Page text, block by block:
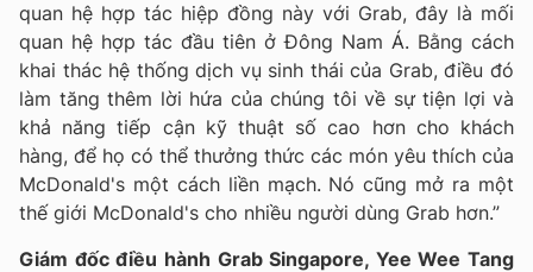
quan hệ hợp tác hiệp đồng này với Grab, đây là mối
quan hệ hợp tác đầu tiên ở Đông Nam Á. Bằng cách
khai thác hệ thống dịch vụ sinh thái của Grab, điều đó
làm tăng thêm lời hứa của chúng tôi về sự tiện lợi và
khả năng tiếp cận kỹ thuật số cao hơn cho khách
hàng, để họ có thể thưởng thức các món yêu thích của
McDonald's một cách liền mạch. Nó cũng mở ra một
thế giới McDonald's cho nhiều người dùng Grab hơn.”
Giám đốc điều hành Grab Singapore, Yee Wee Tang